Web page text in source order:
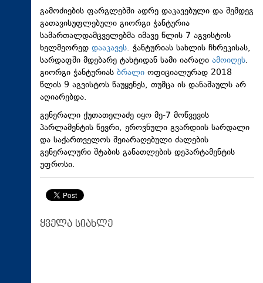
გამოძიების ფარგლებში ადრე დაკავებული და შემდეგ
გათავისუფლებული გიორგი ჭანტურია
სამართალდამცველებმა იმავე წლის 7 აგვისტოს
ხელმეორედ დააკავეს. ჭანტურიას სახლის ჩხრეკისას,
სარდაფში მდებარე ტახტიდან სამი იარაღი ამოიღეს.
გიორგი ჭანტურიას ბრალი ოფიციალურად 2018
წლის 9 აგვისტოს წაუყენეს, თუმცა ის დანაშაულს არ
აღიარებდა.
გენერალი ქუთათელაძე იყო მე-7 მოწვევის
პარლამენტის წევრი, ეროვნული გვარდიის სარდალი
და საქართველოს შეიარაღებული ძალების
გენერალური შტაბის განათლების დეპარტამენტის
უფროსი.
ყველა სიახლე